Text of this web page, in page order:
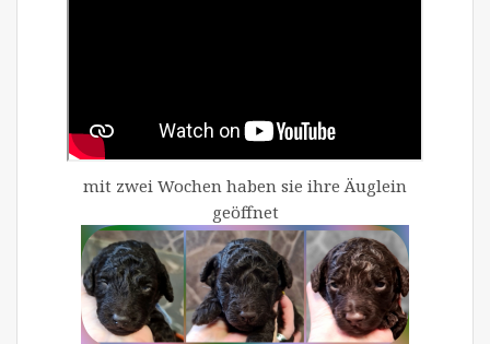
mit zwei Wochen haben sie ihre Äuglein
geöffnet